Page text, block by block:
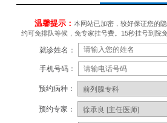
温馨提示：本网站已加密，较好保证您的
约可免排队等候，免专家挂号费。15秒挂号到院
就诊姓名：
手机号码：
预约病种：
预约专家：